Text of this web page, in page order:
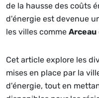
de la hausse des coûts
d'énergie est devenue
les villes comme Arceau
Cet article explore les
mises en place par la
d'énergie, tout en